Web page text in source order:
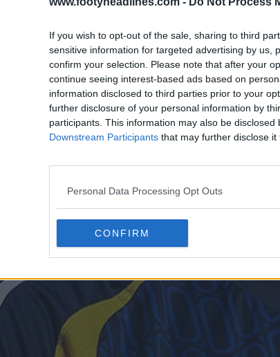
If you wish to opt-out of the sale, sharing to third
sensitive information for targeted advertising by us,
confirm your selection. Please note that after your
continue seeing interest-based ads based on
information disclosed to third parties prior to your
further disclosure of your personal information by
participants. This information may also be
Downstream Participants that may further disclose it
Personal Data Processing Opt Outs
CONFIRM
de futebol Adidas Al-Nassr 2024-2025
amarelas.